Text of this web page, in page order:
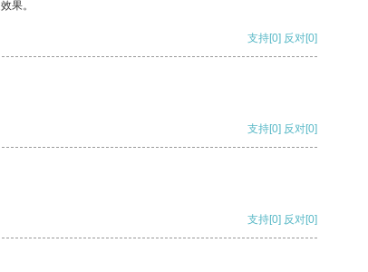
果。
支持[0] 反对[0]
支持[0] 反对[0]
支持[0] 反对[0]